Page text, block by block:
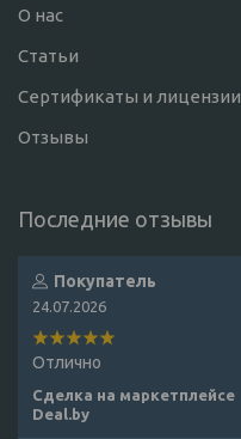
О нас
Статьи
Сертификаты и лицензии
Отзывы
Покупатель
24.07.2026
Отлично
Сделка на маркетплейсе
Deal.by